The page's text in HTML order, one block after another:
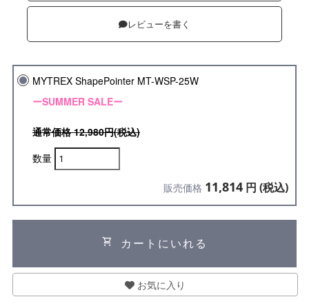
レビューを書く
MYTREX ShapePointer MT-WSP-25W
ーSUMMER SALEー
通常価格 12,980円(税込)
数量
販売価格 11,814 円 (税込)
shopping_cart カートにいれる
お気に入り